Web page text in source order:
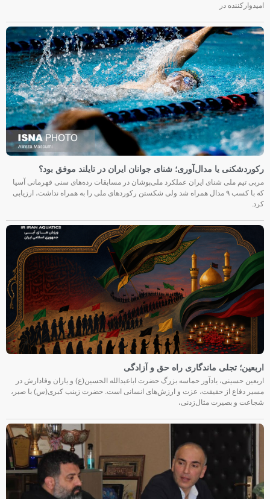
امیدوارکننده در
رکوردشکنی یا مدال‌آوری؛ شنای جوانان ایران در تایلند موفق بود؟
مربی تیم ملی شنای ایران عملکرد ملی‌پوشان در مسابقات رده‌های سنی قهرمانی آسیا
که با کسب ۹ مدال همراه شد ولی شکستن رکوردهای ملی را به همراه نداشت، ارزیابی
کرد.
اربعین؛ تجلی ماندگاری راه حق و آزادگی
اربعین حسینی، یادآور حماسه بزرگ حضرت اباعبدالله الحسین(ع) و یاران وفادارش در
مسیر دفاع از حقیقت، عزت و ارزش‌های انسانی است. حضرت زینب کبری(س) با صبر،
شجاعت و بصیرت مثال‌زدنی،